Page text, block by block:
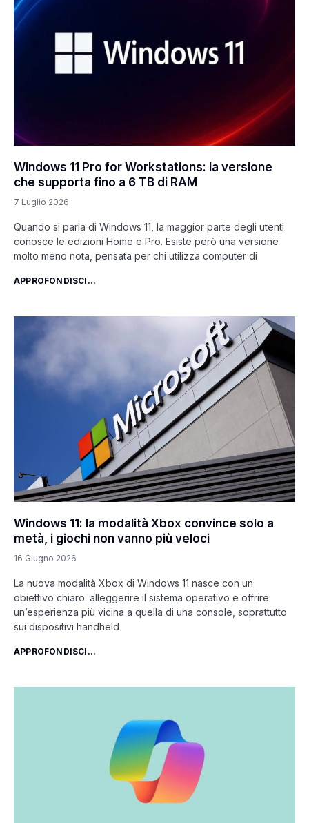
Windows 11 Pro for Workstations: la versione
che supporta fino a 6 TB di RAM
7 Luglio 2026
Quando si parla di Windows 11, la maggior parte degli utenti
conosce le edizioni Home e Pro. Esiste però una versione
molto meno nota, pensata per chi utilizza computer di
APPROFONDISCI...
Windows 11: la modalità Xbox convince solo a
metà, i giochi non vanno più veloci
16 Giugno 2026
La nuova modalità Xbox di Windows 11 nasce con un
obiettivo chiaro: alleggerire il sistema operativo e offrire
un’esperienza più vicina a quella di una console, soprattutto
sui dispositivi handheld
APPROFONDISCI...